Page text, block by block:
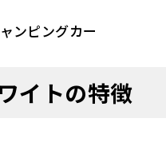
ンピングカー
イトの特徴